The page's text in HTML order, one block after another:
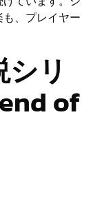
、プレイヤー
リ
of